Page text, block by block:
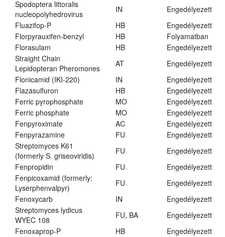
Spodoptera littoralis
nucleopolyhedrovirus
IN
Engedélyezett
Fluazifop-P
HB
Engedélyezett
Florpyrauxifen-benzyl
HB
Folyamatban
Florasulam
HB
Engedélyezett
Straight Chain
Lepidopteran Pheromones
AT
Engedélyezett
Flonicamid (IKI-220)
IN
Engedélyezett
Flazasulfuron
HB
Engedélyezett
Ferric pyrophosphate
MO
Engedélyezett
Ferric phosphate
MO
Engedélyezett
Fenpyroximate
AC
Engedélyezett
Fenpyrazamine
FU
Engedélyezett
Streptomyces K61
(formerly S. griseoviridis)
FU
Engedélyezett
Fenpropidin
FU
Engedélyezett
Fenpicoxamid (formerly:
Lyserphenvalpyr)
FU
Engedélyezett
Fenoxycarb
IN
Engedélyezett
Streptomyces lydicus
WYEC 108
FU, BA
Engedélyezett
Fenoxaprop-P
HB
Engedélyezett